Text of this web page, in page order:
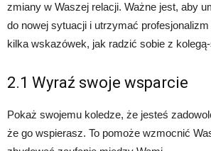
zmiany w Waszej relacji. Ważne jest, aby
do nowej sytuacji i utrzymać
kilka wskazówek, jak radzić sobie z
2.1 Wyraź swoje wsparcie
Pokaż swojemu koledze, że jesteś
że go wspierasz. To pomoże wzmocnić